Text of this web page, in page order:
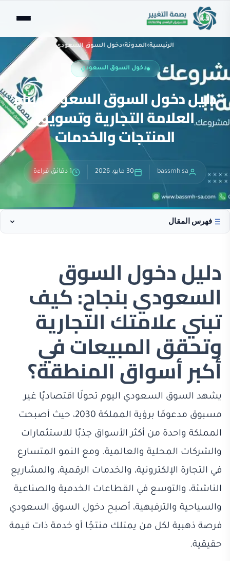
الرئيسية›المدونة›دخول السوق السعودي
دخول السوق السعودي
دليل دخول السوق السعودي بناء
العلامة التجارية وتسويق
المنتجات والخدمات
bassmh sa 30 مايو، 2026 1 دقائق قراءة
فهرس المقال
دليل دخول السوق
السعودي بنجاح: كيف
تبني علامتك التجارية
وتحقق المبيعات في
أكبر أسواق المنطقة؟
يشهد السوق السعودي اليوم تحولًا اقتصاديًا غير
مسبوق مدعومًا برؤية المملكة 2030، حيث أصبحت
المملكة واحدة من أكثر الأسواق جذبًا للاستثمارات
والشركات المحلية والعالمية. ومع النمو المتسارع
في التجارة الإلكترونية، والخدمات الرقمية، والمشاريع
الناشئة، والتوسع في القطاعات الخدمية والصناعية
والسياحية والترفيهية، أصبح دخول السوق السعودي
فرصة ذهبية لكل من يمتلك منتجًا أو خدمة ذات قيمة
حقيقية.